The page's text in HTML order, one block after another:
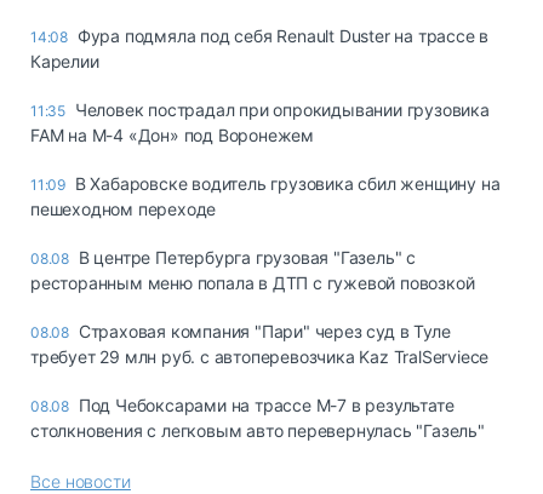
14:08 Фура подмяла под себя Renault Duster на трассе в
Карелии
11:35 Человек пострадал при опрокидывании грузовика
FAM на М-4 «Дон» под Воронежем
11:09 В Хабаровске водитель грузовика сбил женщину на
пешеходном переходе
08.08 В центре Петербурга грузовая "Газель" с
ресторанным меню попала в ДТП с гужевой повозкой
08.08 Страховая компания "Пари" через суд в Туле
требует 29 млн руб. с автоперевозчика Kaz TralServiece
08.08 Под Чебоксарами на трассе М-7 в результате
столкновения с легковым авто перевернулась "Газель"
Все новости